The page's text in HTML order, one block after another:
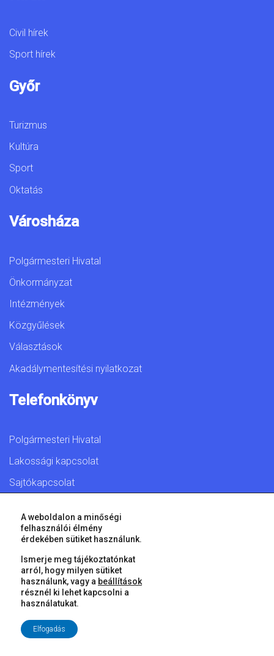
Civil hírek
Sport hírek
Győr
Turizmus
Kultúra
Sport
Oktatás
Városháza
Polgármesteri Hivatal
Önkormányzat
Intézmények
Közgyűlések
Választások
Akadálymentesítési nyilatkozat
Telefonkönyv
Polgármesteri Hivatal
Lakossági kapcsolat
Sajtókapcsolat
© 2026 Győr Megyei Jogú Város • Minden jog fenntartva!
A weboldalon a minőségi
felhasználói élmény
érdekében sütiket használunk.
Ismerje meg tájékoztatónkat
arról, hogy milyen sütiket
használunk, vagy a beállítások
résznél ki lehet kapcsolni a
használatukat.
Elfogadás